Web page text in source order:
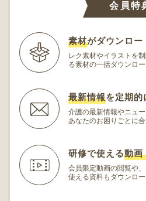
会員特
素材がダウンロー
レク素材やイラストを
る素材の一括ダウンロー
最新情報を定期的
介護の最新情報やニュー
あなたのお困りごとに
研修で使える動画
会員限定動画の閲覧や
使える資料もダウンロー